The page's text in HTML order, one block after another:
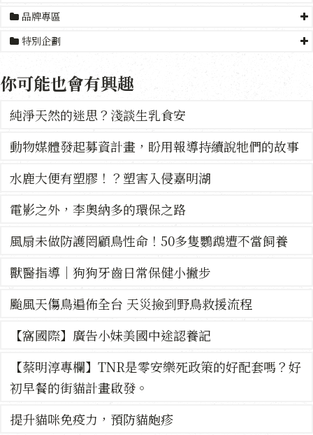
品牌專區
特別企劃
你可能也會有興趣
純淨天然的迷思？淺談生乳食安
動物媒體發起募資計畫，盼用報導持續說牠們的故事
水鹿大便有塑膠！？塑害入侵嘉明湖
電影之外，李奧納多的環保之路
風扇未做防護罔顧鳥性命！50多隻鸚鵡遭不當飼養
獸醫指導｜狗狗牙齒日常保健小撇步
颱風天傷鳥遍佈全台 天災撿到野鳥救援流程
【窩國際】廣告小妹美國中途認養記
【蔡明淳專欄】TNR是零安樂死政策的好配套嗎？好
初早餐的街貓計畫啟發。
提升貓咪免疫力，預防貓皰疹